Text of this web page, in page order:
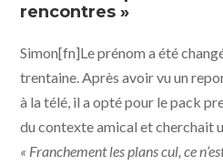
rencontres »
Simon[fn]Le prénom a été
trentaine. Après avoir vu un
à la télé, il a opté pour le pack
du contexte amical et cherchait
« Franchement les plans cul, ce